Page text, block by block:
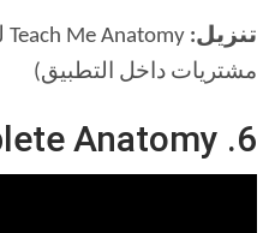
تنزيل:
مشتريات داخل التطبيق)
6. Complete Anatomy